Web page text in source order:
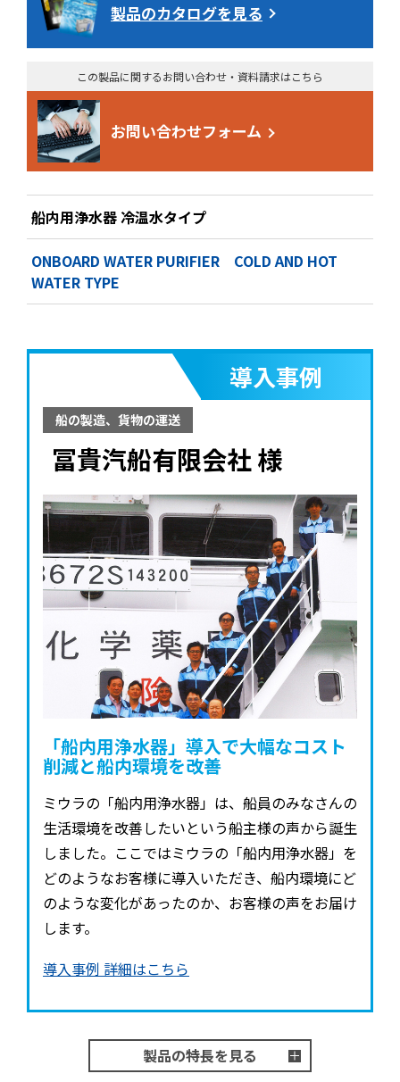
製品のカタログを見る
この製品に関するお問い合わせ・資料請求はこちら
お問い合わせフォーム
船内用浄水器 冷温水タイプ
ONBOARD WATER PURIFIER COLD AND HOT
WATER TYPE
導入事例
船の製造、貨物の運送
冨貴汽船有限会社 様
「船内用浄水器」導入で大幅なコスト
削減と船内環境を改善
ミウラの「船内用浄水器」は、船員のみなさんの
生活環境を改善したいという船主様の声から誕生
しました。ここではミウラの「船内用浄水器」を
どのようなお客様に導入いただき、船内環境にど
のような変化があったのか、お客様の声をお届け
します。
導入事例 詳細はこちら
製品の特長を見る